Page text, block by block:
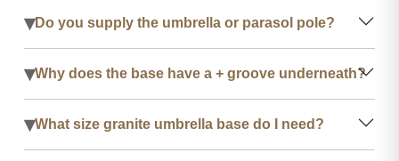
▾Do you supply the umbrella or parasol pole?
▾Why does the base have a + groove underneath?
▾What size granite umbrella base do I need?